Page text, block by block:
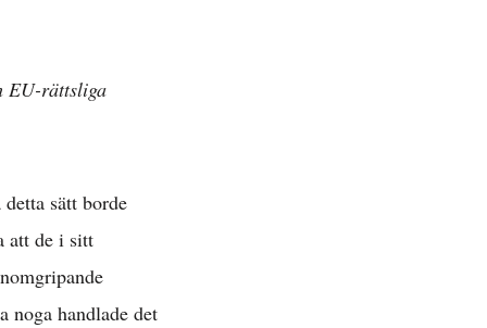
»
EU-rättsliga
sätt borde
att de i sitt
noga handlade det